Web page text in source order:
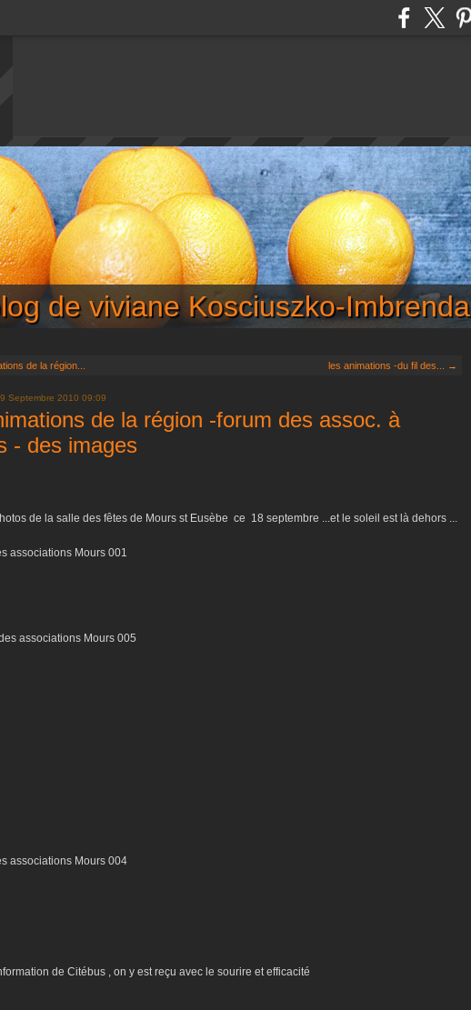
de viviane Kosciuszko-Imbrenda
de la région... les animations -du fil des... →
Septembre 2010 09:09
de la région -forum des assoc. à
- des images
de la salle des fêtes de Mours st Eusèbe ce 18 septembre ...et le soleil est là dehors ...
de Citébus , on y est reçu avec le sourire et efficacité